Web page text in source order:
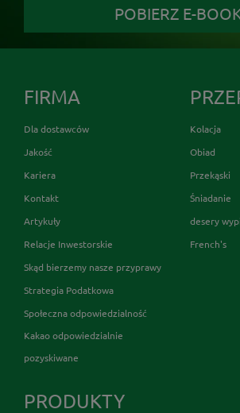
POBIERZ E-
FIRMA
Dla dostawców
Jakość
Kariera
Kontakt
Artykuły
Relacje Inwestorskie
Skąd bierzemy nasze przyprawy
Strategia Podatkowa
Społeczna odpowiedzialność
Kakao odpowiedzialnie
pozyskiwane
Kolacja
Obiad
Przekąski
Śniadanie
desery
French's
PRODUKTY